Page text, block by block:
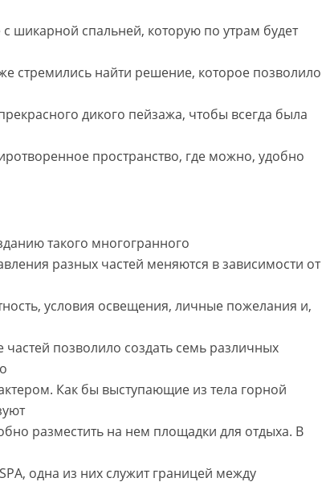
с шикарной спальней, которую по утрам будет
стремились найти решение, которое позволило
дикого пейзажа, чтобы всегда была
пространство, где можно, удобно
такого многогранного
разных частей меняются в зависимости от
условия освещения, личные пожелания и,
позволило создать семь различных
Как бы выступающие из тела горной
разместить на нем площадки для отдыха. В
одна из них служит границей между